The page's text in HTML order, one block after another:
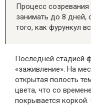
Процесс
занимать до 8 дней,
того, как фурункул
Последней стадией
«заживление». На
открытая полость
цвета, что со
покрывается коркой.